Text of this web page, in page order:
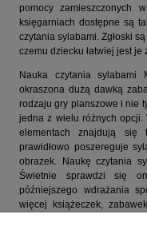
pomocy zamieszczonych
księgarniach dostępne są
czytania sylabami. Zgłoski
czemu dziecku łatwiej jest je
Nauka czytania sylabami
okraszona dużą dawką
rodzaju gry planszowe i nie
jedna z wielu różnych opcji.
elementach znajdują się
prawidłowo poszereguje
obrazek. Naukę czytania
Świetnie sprawdzi się
późniejszego wdrażania
więcej książeczek,